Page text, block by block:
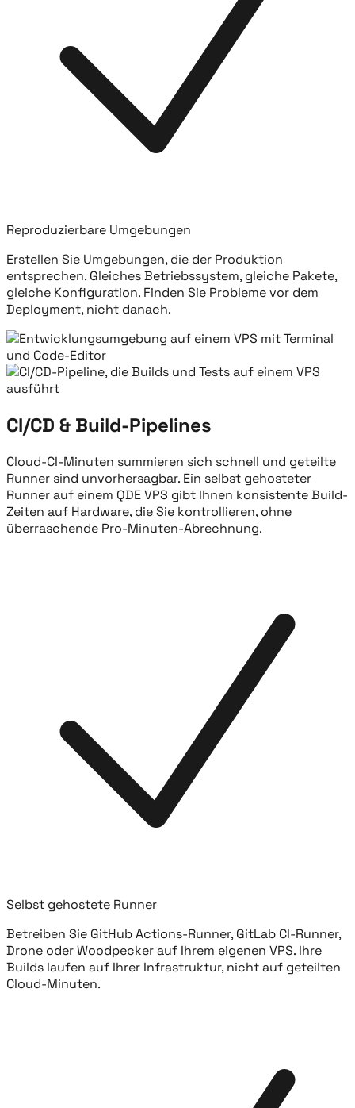
Reproduzierbare Umgebungen
Erstellen Sie Umgebungen, die der Produktion
entsprechen. Gleiches Betriebssystem, gleiche Pakete,
gleiche Konfiguration. Finden Sie Probleme vor dem
Deployment, nicht danach.
CI/CD & Build-Pipelines
Cloud-CI-Minuten summieren sich schnell und geteilte
Runner sind unvorhersagbar. Ein selbst gehosteter
Runner auf einem QDE VPS gibt Ihnen konsistente Build-
Zeiten auf Hardware, die Sie kontrollieren, ohne
überraschende Pro-Minuten-Abrechnung.
Selbst gehostete Runner
Betreiben Sie GitHub Actions-Runner, GitLab CI-Runner,
Drone oder Woodpecker auf Ihrem eigenen VPS. Ihre
Builds laufen auf Ihrer Infrastruktur, nicht auf geteilten
Cloud-Minuten.